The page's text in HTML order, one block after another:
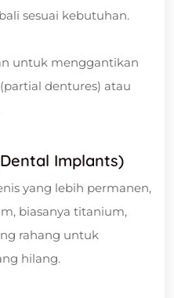
sesuai kebutuhan.
untuk menggantikan
dentures) atau
Implants)
yang lebih permanen,
biasanya titanium,
rahang untuk
hilang.